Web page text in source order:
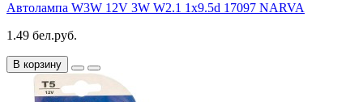
Автолампа W3W 12V 3W W2.1 1x9.5d 17097 NARVA
1.49 бел.руб.
В корзину